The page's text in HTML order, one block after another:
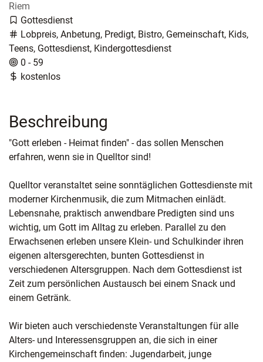
Riem
Gottesdienst
Lobpreis, Anbetung, Predigt, Bistro, Gemeinschaft, Kids,
Teens, Gottesdienst, Kindergottesdienst
0 - 59
kostenlos
Beschreibung
"Gott erleben - Heimat finden" - das sollen Menschen
erfahren, wenn sie in Quelltor sind!
Quelltor veranstaltet seine sonntäglichen Gottesdienste mit
moderner Kirchenmusik, die zum Mitmachen einlädt.
Lebensnahe, praktisch anwendbare Predigten sind uns
wichtig, um Gott im Alltag zu erleben. Parallel zu den
Erwachsenen erleben unsere Klein- und Schulkinder ihren
eigenen altersgerechten, bunten Gottesdienst in
verschiedenen Altersgruppen. Nach dem Gottesdienst ist
Zeit zum persönlichen Austausch bei einem Snack und
einem Getränk.
Wir bieten auch verschiedenste Veranstaltungen für alle
Alters- und Interessensgruppen an, die sich in einer
Kirchengemeinschaft finden: Jugendarbeit, junge